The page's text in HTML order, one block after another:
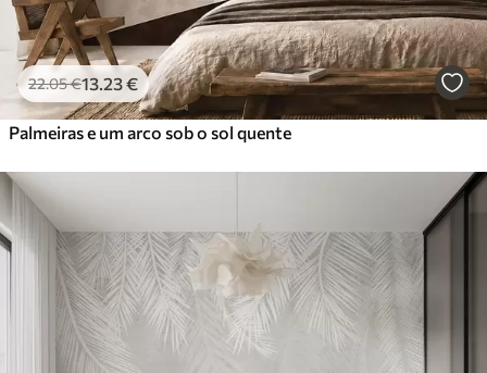
22.05€13 .23€
Palmeiras e um arco sob o sol quente